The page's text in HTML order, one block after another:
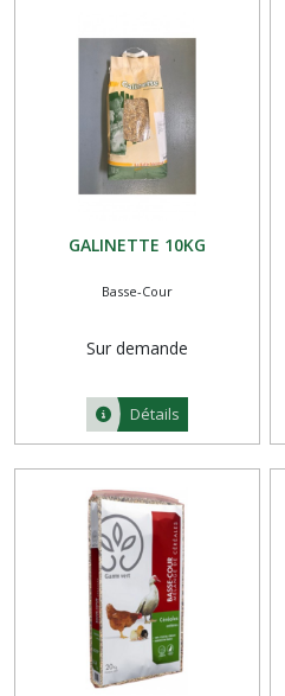
GALINETTE 10KG
Basse-Cour
Sur demande
Détails